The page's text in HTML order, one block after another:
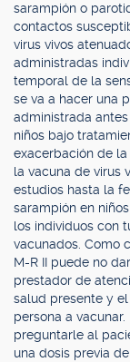
sarampión o
contactos
virus vivos
administradas
temporal de la
se va a hacer una
administrada
niños bajo
exacerbación de
la vacuna de virus
estudios hasta la
sarampión en
los individuos con
vacunados. Como
M-R II puede no
prestador de
salud presente y
persona a
preguntarle al
una dosis previa